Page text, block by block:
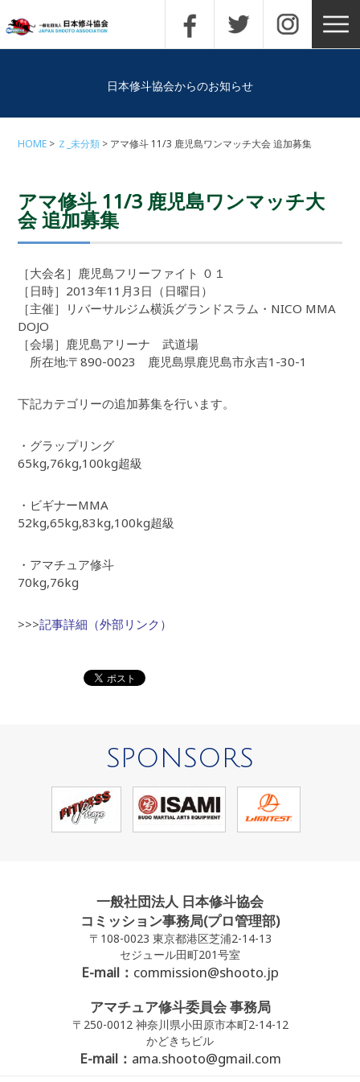
日本修斗協会からのお知らせ
HOME Ｚ_未分類 アマ修斗 11/3 鹿児島ワンマッチ大会 追加募集
アマ修斗 11/3 鹿児島ワンマッチ大
会 追加募集
［大会名］鹿児島フリーファイト ０１
［日時］2013年11月3日（日曜日）
［主催］リバーサルジム横浜グランドスラム・NICO MMA
DOJO
［会場］鹿児島アリーナ 武道場
所在地:〒890-0023 鹿児島県鹿児島市永吉1-30-1
下記カテゴリーの追加募集を行います。
・グラップリング
65kg,76kg,100kg超級
・ビギナーMMA
52kg,65kg,83kg,100kg超級
・アマチュア修斗
70kg,76kg
>>>記事詳細（外部リンク）
SPONSORS
一般社団法人 日本修斗協会
コミッション事務局(プロ管理部)
〒108-0023 東京都港区芝浦2-14-13
セジュール田町201号室
E-mail： commission@shooto.jp
アマチュア修斗委員会 事務局
〒250-0012 神奈川県小田原市本町2-14-12
かどきちビル
E-mail： ama.shooto@gmail.com